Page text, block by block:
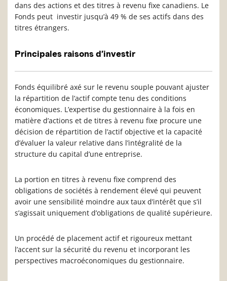
dans des actions et des titres à revenu fixe canadiens. Le
Fonds peut investir jusqu’à 49 % de ses actifs dans des
titres étrangers.
Principales raisons d’investir
Fonds équilibré axé sur le revenu souple pouvant ajuster
la répartition de l’actif compte tenu des conditions
économiques. L’expertise du gestionnaire à la fois en
matière d’actions et de titres à revenu fixe procure une
décision de répartition de l’actif objective et la capacité
d’évaluer la valeur relative dans l’intégralité de la
structure du capital d’une entreprise.
La portion en titres à revenu fixe comprend des
obligations de sociétés à rendement élevé qui peuvent
avoir une sensibilité moindre aux taux d’intérêt que s’il
s’agissait uniquement d’obligations de qualité supérieure.
Un procédé de placement actif et rigoureux mettant
l’accent sur la sécurité du revenu et incorporant les
perspectives macroéconomiques du gestionnaire.